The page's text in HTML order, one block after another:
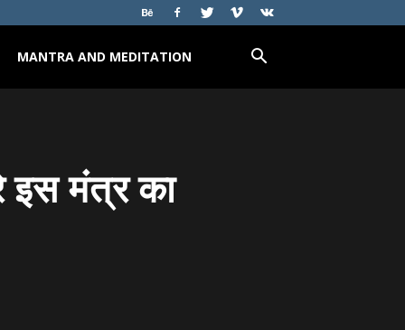
MANTRA AND MEDITATION
मंत्र का